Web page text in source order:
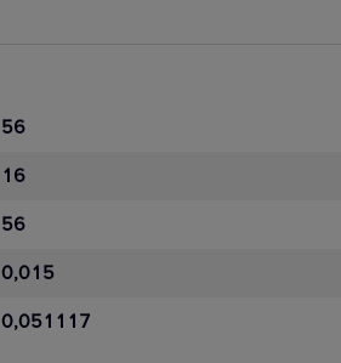
56
16
56
0,015
0,051117